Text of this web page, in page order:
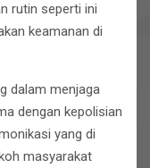
rutin seperti ini
keamanan di
dalam menjaga
dengan kepolisian
yang di
masyarakat